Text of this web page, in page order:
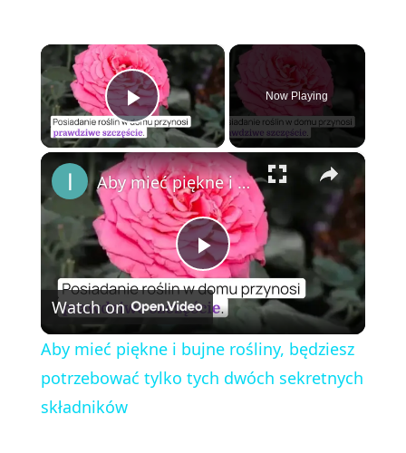
×
Play Video
Now Playing
×
P
l
a
Aby mieć piękne i bujne rośliny, będziesz potrzebować tylko tych dwóch sekretnych składników
Watch on
Aby mieć piękne i bujne rośliny, będziesz
potrzebować tylko tych dwóch sekretnych
składników